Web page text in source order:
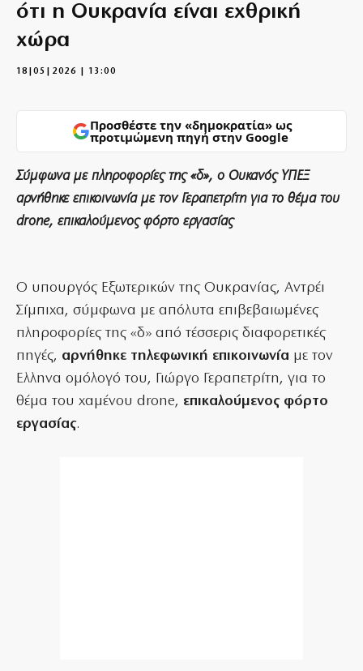
ότι η Ουκρανία είναι εχθρική
χώρα
18|05|2026 | 13:00
Προσθέστε την «δημοκρατία» ως
προτιμώμενη πηγή στην Google
Σύμφωνα με πληροφορίες της «δ», ο Ουκανός ΥΠΕΞ
αρνήθηκε επικοινωνία με τον Γεραπετρίτη για το θέμα του
drone, επικαλούμενος φόρτο εργασίας
Ο υπουργός Εξωτερικών της Ουκρανίας, Αντρέι
Σίμπιχα, σύμφωνα με απόλυτα επιβεβαιωμένες
πληροφορίες της «δ» από τέσσερις διαφορετικές
πηγές, αρνήθηκε τηλεφωνική επικοινωνία με τον
Ελληνα ομόλογό του, Γιώργο Γεραπετρίτη, για το
θέμα του χαμένου drone, επικαλούμενος φόρτο
εργασίας.